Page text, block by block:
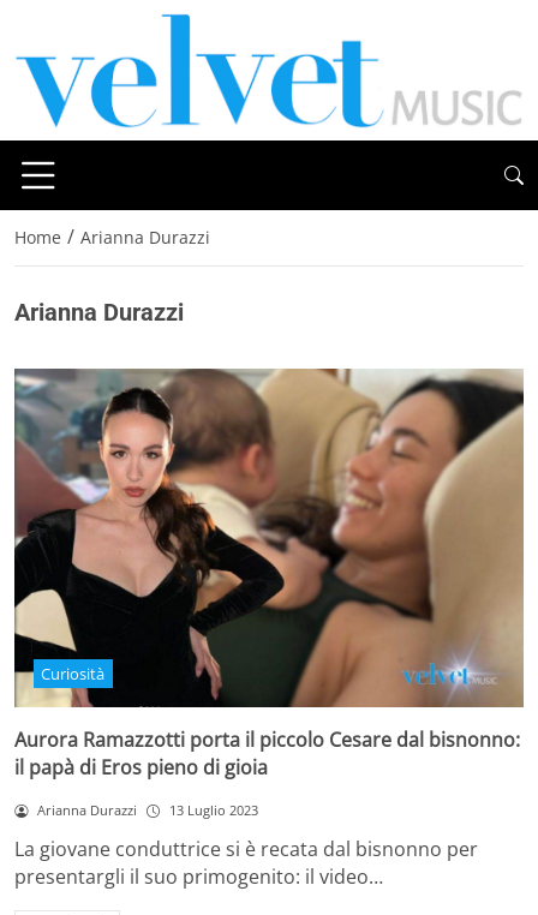
Home / Arianna Durazzi
Arianna Durazzi
Curiosità
Aurora Ramazzotti porta il piccolo Cesare dal bisnonno:
il papà di Eros pieno di gioia
Arianna Durazzi 13 Luglio 2023
La giovane conduttrice si è recata dal bisnonno per
presentargli il suo primogenito: il video…